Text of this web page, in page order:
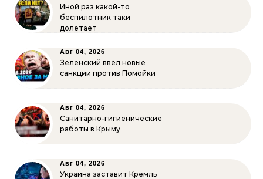
Иной раз какой-то
беспилотник таки
долетает
Авг 04, 2026
Зеленский ввёл новые
санкции против Помойки
Авг 04, 2026
Санитарно-гигиенические
работы в Крыму
Авг 04, 2026
Украина заставит Кремль